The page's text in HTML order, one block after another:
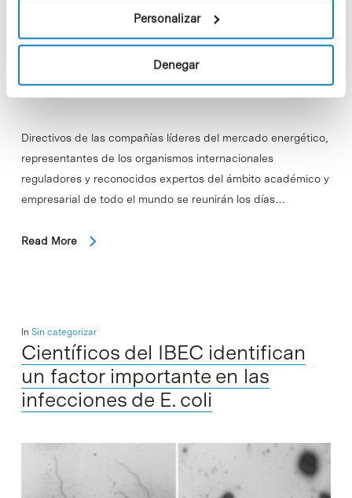
Personalizar
Denegar
Directivos de las compañías líderes del mercado energético,
representantes de los organismos internacionales
reguladores y reconocidos expertos del ámbito académico y
empresarial de todo el mundo se reunirán los días…
Read More
In Sin categorizar
Científicos del IBEC identifican
un factor importante en las
infecciones de E. coli